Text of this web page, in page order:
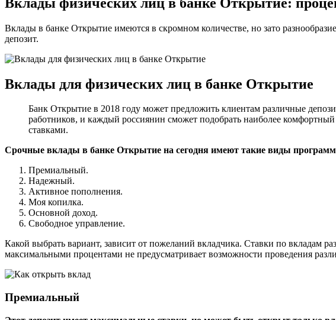
Вклады в банке Открытие имеются в скромном количестве, но зато
депозит.
Вклады для физических лиц в банке Открытие
Банк Открытие в 2018 году может предложить клиентам различные
работников, и каждый россиянин сможет подобрать наиболее
ставками.
Срочные вклады в банке Открытие на сегодня имеют такие виды
Премиальный.
Надежный.
Активное пополнения.
Моя копилка.
Основной доход.
Свободное управление.
Какой выбрать вариант, зависит от пожеланий вкладчика. Ставки по вкладам
максимальными процентами не предусматривает возможности проведения
Премиальный